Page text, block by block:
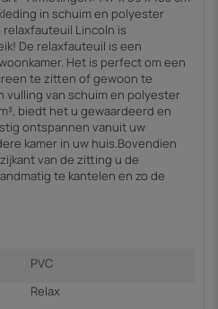
in schuim en polyester
Lincoln is
De relaxfauteuil is een
Het is perfect om een
te zitten of gewoon te
vulling van schuim en polyester
biedt het u gewaardeerd en
ontspannen vanuit uw
kamer in uw huis.Bovendien
van de zitting u de
te kantelen en zo de
PVC
Relax